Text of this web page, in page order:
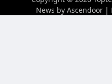
News by Ascendoor |